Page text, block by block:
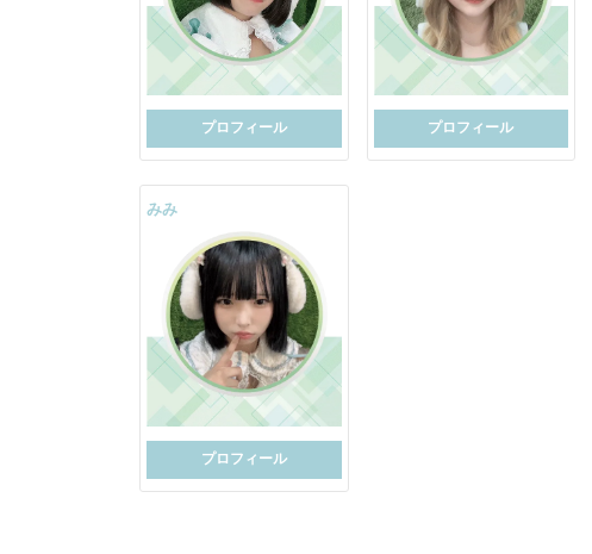
プロフィール プロフィール
みみ
プロフィール